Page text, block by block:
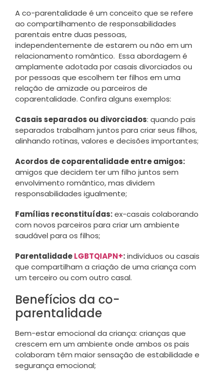
A co-parentalidade é um conceito que se refere
ao compartilhamento de responsabilidades
parentais entre duas pessoas,
independentemente de estarem ou não em um
relacionamento romântico. Essa abordagem é
amplamente adotada por casais divorciados ou
por pessoas que escolhem ter filhos em uma
relação de amizade ou parceiros de
coparentalidade. Confira alguns exemplos:
Casais separados ou divorciados: quando pais
separados trabalham juntos para criar seus filhos,
alinhando rotinas, valores e decisões importantes;
Acordos de coparentalidade entre amigos:
amigos que decidem ter um filho juntos sem
envolvimento romântico, mas dividem
responsabilidades igualmente;
Famílias reconstituídas:ex-casais colaborando
com novos parceiros para criar um ambiente
saudável para os filhos;
ParentalidadeLGBTQIAPN+:indivíduos ou casais
que compartilham a criação de uma criança com
um terceiro ou com outro casal.
Benefícios da co-
parentalidade
Bem-estar emocional da criança: crianças que
crescem em um ambiente onde ambos os pais
colaboram têm maior sensação de estabilidade e
segurança emocional;